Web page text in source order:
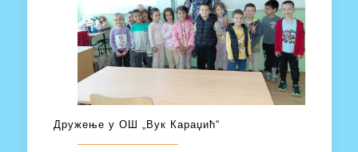
Дружење у ОШ „Вук Караџић“